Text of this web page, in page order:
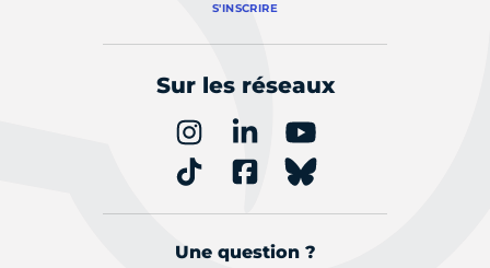
S'INSCRIRE
Sur les réseaux
Une question ?